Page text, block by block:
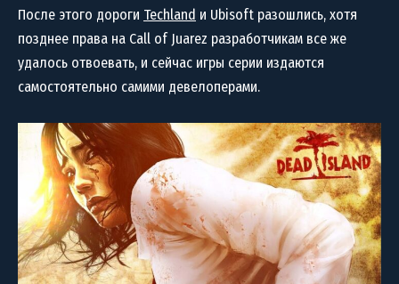
После этого дороги Techland и Ubisoft разошлись, хотя
позднее права на Call of Juarez разработчикам все же
удалось отвоевать, и сейчас игры серии издаются
самостоятельно самими девелоперами.